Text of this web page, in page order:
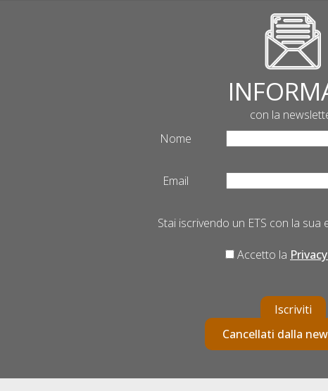
con la
Nome
Email
Stai iscrivendo un ETS con la sua
Accetto la
Iscriviti
Cancellati dalla